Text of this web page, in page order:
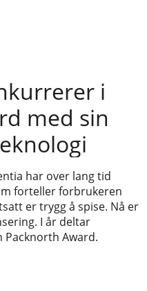
i
med sin
har over lang tid
forteller forbrukeren
er trygg å spise. Nå er
I år deltar
Packnorth Award.